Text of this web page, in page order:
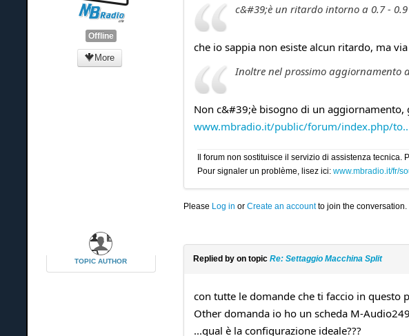
Offline
More
c&#39;è un ritardo intorno a 0.7 - 0.9
che io sappia non esiste alcun ritardo, ma
Inoltre nel prossimo aggiornamento
Non c&#39;è bisogno di un
www.mbradio.it/public/forum/index.php/
Il forum non sostituisce il servizio di assistenza
Pour signaler un problème, lisez ici: www.mbradio.it/fr/
Please Log in or Create an accountto join the conversation.
TOPIC AUTHOR Replied by on topic Re: Settaggio Macchina Split
con tutte le domande che ti faccio in
Other domanda io ho un scheda M-
...qual è la configurazione ideale???